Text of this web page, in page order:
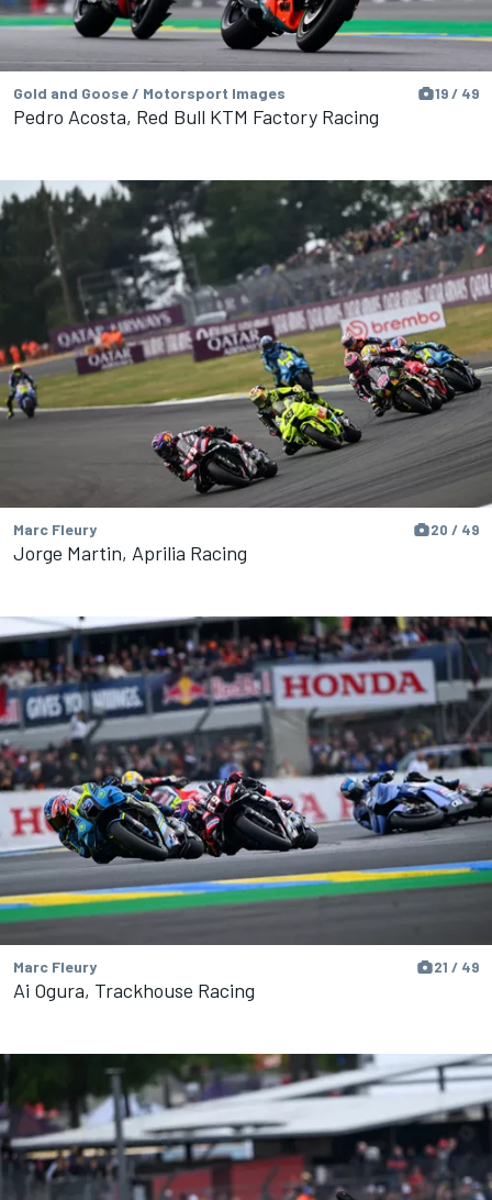
Gold and Goose / Motorsport Images 19 / 49
Pedro Acosta, Red Bull KTM Factory Racing
Marc Fleury 20 / 49
Jorge Martin, Aprilia Racing
Marc Fleury 21 / 49
Ai Ogura, Trackhouse Racing